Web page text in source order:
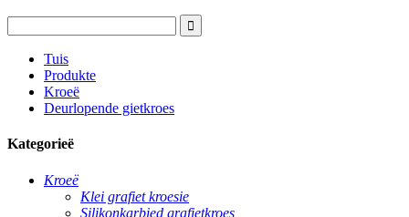
Tuis
Produkte
Kroeë
Deurlopende gietkroes
Kategorieë
Kroeë
Klei grafiet kroesie
Silikonkarbied grafietkroes